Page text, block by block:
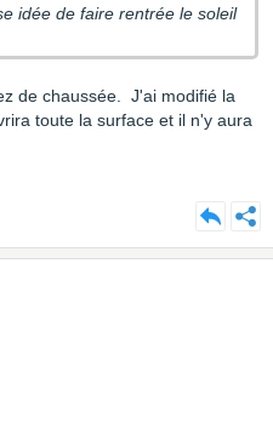
idée de faire rentrée le soleil
de chaussée. J'ai modifié la
toute la surface et il n'y aura